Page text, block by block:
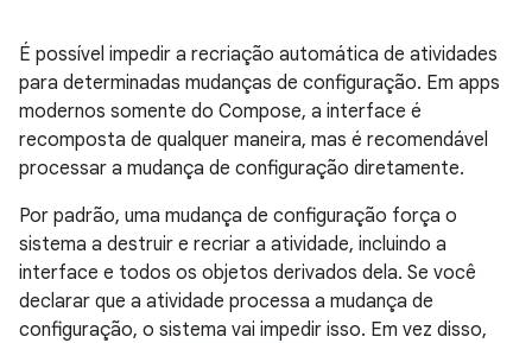
É possível impedir a recriação automática de atividades
para determinadas mudanças de configuração. Em apps
modernos somente do Compose, a interface é
recomposta de qualquer maneira, mas é recomendável
processar a mudança de configuração diretamente.
Por padrão, uma mudança de configuração força o
sistema a destruir e recriar a atividade, incluindo a
interface e todos os objetos derivados dela. Se você
declarar que a atividade processa a mudança de
configuração, o sistema vai impedir isso. Em vez disso,